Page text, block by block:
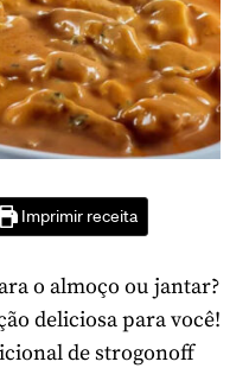
Imprimir receita
o almoço ou jantar?
deliciosa para você!
de strogonoff